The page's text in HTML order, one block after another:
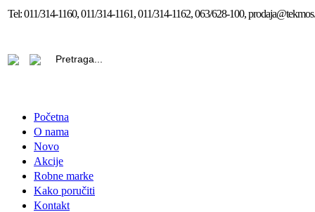
Tel:011/314-1160, 011/314-1161, 011/314-1162, 063/628-100,
Početna
O nama
Novo
Akcije
Robne marke
Kako poručiti
Kontakt